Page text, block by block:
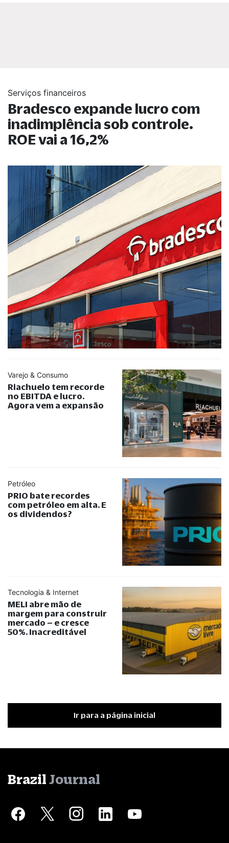
Serviços financeiros
Bradesco expande lucro com
inadimplência sob controle.
ROE vai a 16,2%
Varejo & Consumo
Riachuelo tem recorde
no EBITDA e lucro.
Agora vem a expansão
Petróleo
PRIO bate recordes
com petróleo em alta. E
os dividendos?
Tecnologia & Internet
MELI abre mão de
margem para construir
mercado – e cresce
50%. Inacreditável
Ir para a página inicial
Brazil Journal